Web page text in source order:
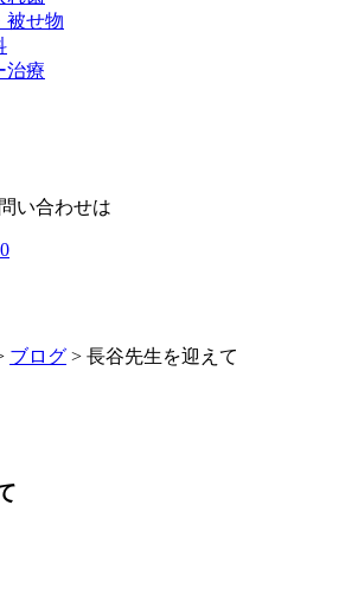
被せ物
治療
い合わせは
ブログ > 長谷先生を迎えて